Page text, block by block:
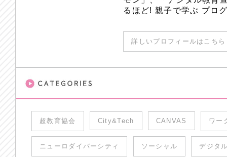
るほど! 親子で学ぶ プロ
詳しいプロフィールはこち
超教育協会 City&Tech CANVAS ワー
ニューロダイバーシティ ソーシャル デジタ